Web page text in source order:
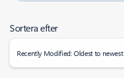
Sortera efter
Recently Modified: Oldest to newest